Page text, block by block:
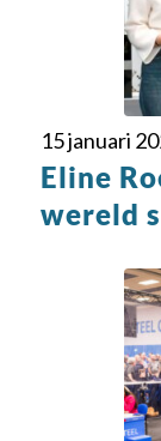
15 januari
Eline
wereld